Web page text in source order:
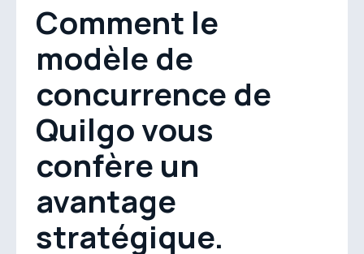
Comment le
modèle de
concurrence de
Quilgo vous
confère un
avantage
stratégique.